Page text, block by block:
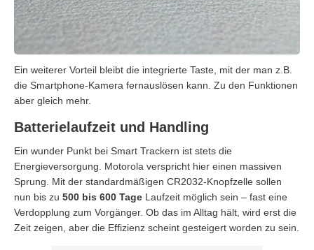
Ein weiterer Vorteil bleibt die integrierte Taste, mit der man z.B.
die Smartphone-Kamera fernauslösen kann. Zu den Funktionen
aber gleich mehr.
Batterielaufzeit und Handling
Ein wunder Punkt bei Smart Trackern ist stets die
Energieversorgung. Motorola verspricht hier einen massiven
Sprung. Mit der standardmäßigen CR2032-Knopfzelle sollen
nun bis zu 500 bis 600 Tage Laufzeit möglich sein – fast eine
Verdopplung zum Vorgänger. Ob das im Alltag hält, wird erst die
Zeit zeigen, aber die Effizienz scheint gesteigert worden zu sein.